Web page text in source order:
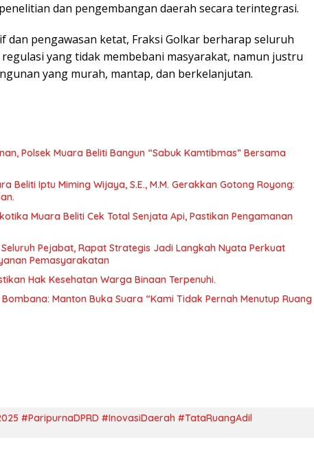
dan pengembangan daerah secara terintegrasi.
dan pengawasan ketat, Fraksi Golkar berharap seluruh
yang tidak membebani masyarakat, namun justru
yang murah, mantap, dan berkelanjutan.
Polsek Muara Beliti Bangun “Sabuk Kamtibmas” Bersama
Beliti Iptu Miming Wijaya, S.E., M.M. Gerakkan Gotong Royong:
Muara Beliti Cek Total Senjata Api, Pastikan Pengamanan
Pejabat, Rapat Strategis Jadi Langkah Nyata Perkuat
Pemasyarakatan
Hak Kesehatan Warga Binaan Terpenuhi.
Manton Buka Suara “Kami Tidak Pernah Menutup Ruang
#ParipurnaDPRD #InovasiDaerah #TataRuangAdil